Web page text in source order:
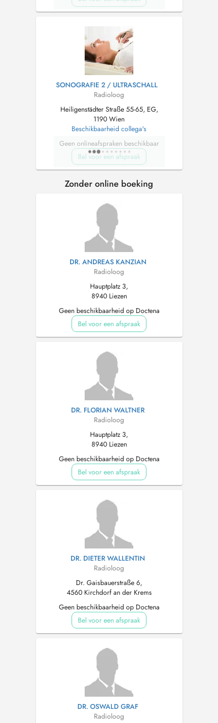
SONOGRAFIE 2 / ULTRASCHALL
Radioloog
Heiligenstädter Straße 55-65, EG,
1190 Wien
Beschikbaarheid collega's
Geen onlineafspraken beschikbaar
Bel voor een afspraak
Zonder online boeking
DR. ANDREAS KANZIAN
Radioloog
Hauptplatz 3,
8940 Liezen
Geen beschikbaarheid op Doctena
Bel voor een afspraak
DR. FLORIAN WALTNER
Radioloog
Hauptplatz 3,
8940 Liezen
Geen beschikbaarheid op Doctena
Bel voor een afspraak
DR. DIETER WALLENTIN
Radioloog
Dr. Gaisbauerstraße 6,
4560 Kirchdorf an der Krems
Geen beschikbaarheid op Doctena
Bel voor een afspraak
DR. OSWALD GRAF
Radioloog